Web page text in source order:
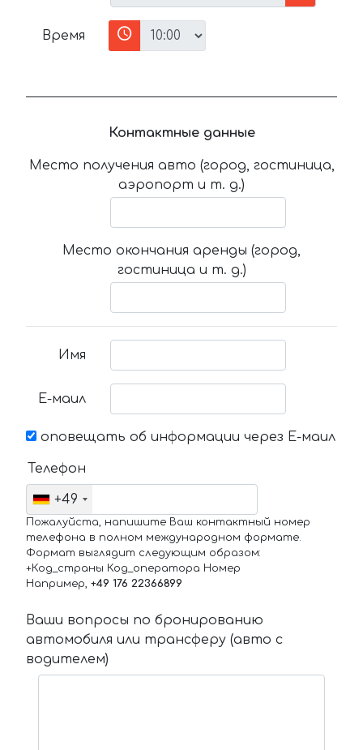
Время
Контактные данные
Место получения авто (город, гостиница,
аэропорт и т. д.)
Место окончания аренды (город,
гостиница и т. д.)
Имя
Е-маил
оповещать об информации через Е-маил
Телефон
+49
Пожалуйста, напишите Ваш контактный номер
телефона в полном международном формате.
Формат выглядит следующим образом:
+Код_страны Код_оператора Номер
Например, +49 176 22366899
Ваши вопросы по бронированию
автомобиля или трансферу (авто с
водителем)